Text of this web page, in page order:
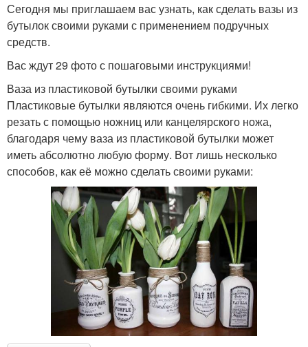
Сегодня мы приглашаем вас узнать, как сделать вазы из
бутылок своими руками с применением подручных
средств.
Вас ждут 29 фото с пошаговыми инструкциями!
Ваза из пластиковой бутылки своими руками
Пластиковые бутылки являются очень гибкими. Их легко
резать с помощью ножниц или канцелярского ножа,
благодаря чему ваза из пластиковой бутылки может
иметь абсолютно любую форму. Вот лишь несколько
способов, как её можно сделать своими руками: